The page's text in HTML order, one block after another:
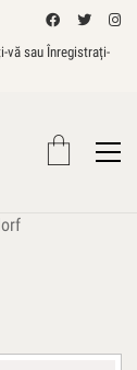
vă sau Înregistrați-